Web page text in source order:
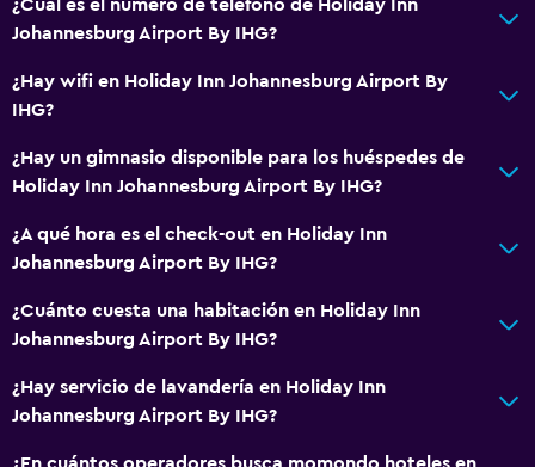
Caja fuerte
Unidad ubicada en la planta baja
Para no fumadores
Áreas designadas para fumadores
Ascensor
¿Cuál es el número de teléfono de Holiday Inn
Johannesburg Airport By IHG?
¿Hay wifi en Holiday Inn Johannesburg Airport By
IHG?
¿Hay un gimnasio disponible para los huéspedes de
Holiday Inn Johannesburg Airport By IHG?
¿A qué hora es el check-out en Holiday Inn
Johannesburg Airport By IHG?
¿Cuánto cuesta una habitación en Holiday Inn
Johannesburg Airport By IHG?
¿Hay servicio de lavandería en Holiday Inn
Johannesburg Airport By IHG?
¿En cuántos operadores busca momondo hoteles en